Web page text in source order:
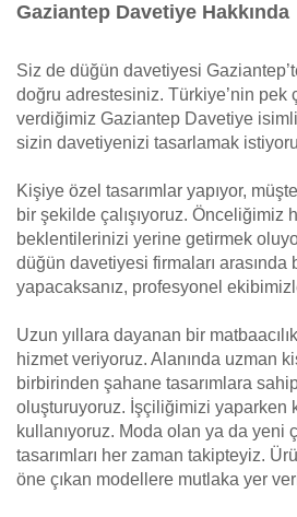
Gaziantep Davetiye Hakkında
Siz de düğün davetiyesi
doğru adrestesiniz. Türkiye’nin pek
verdiğimiz Gaziantep Davetiye
sizin davetiyenizi tasarlamak
Kişiye özel tasarımlar yapıyor,
bir şekilde çalışıyoruz. Önceliğimiz
beklentilerinizi yerine getirmek
düğün davetiyesi firmaları arasında
yapacaksanız, profesyonel
Uzun yıllara dayanan bir
hizmet veriyoruz. Alanında uzman
birbirinden şahane tasarımlara
oluşturuyoruz. İşçiliğimizi yaparken
kullanıyoruz. Moda olan ya da yeni
tasarımları her zaman takipteyiz.
öne çıkan modellere mutlaka yer